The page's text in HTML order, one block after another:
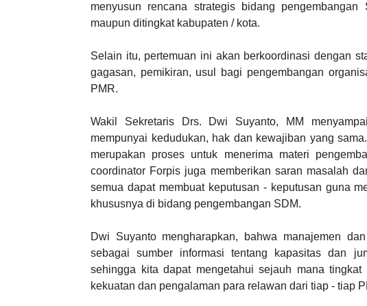
menyusun rencana strategis bidang
maupun ditingkat kabupaten / kota.
Selain itu, pertemuan ini akan berkoordinasi dengan
gagasan, pemikiran, usul bagi pengembangan
PMR.
Wakil Sekretaris Drs. Dwi Suyanto, MM
mempunyai kedudukan, hak dan kewajiban yang
merupakan proses untuk menerima materi
coordinator Forpis juga memberikan saran masalah
semua dapat membuat keputusan - keputusan guna
khususnya di bidang pengembangan SDM.
Dwi Suyanto mengharapkan, bahwa manajemen
sebagai sumber informasi tentang kapasitas dan
sehingga kita dapat mengetahui sejauh mana
kekuatan dan pengalaman para relawan dari tiap - tiap